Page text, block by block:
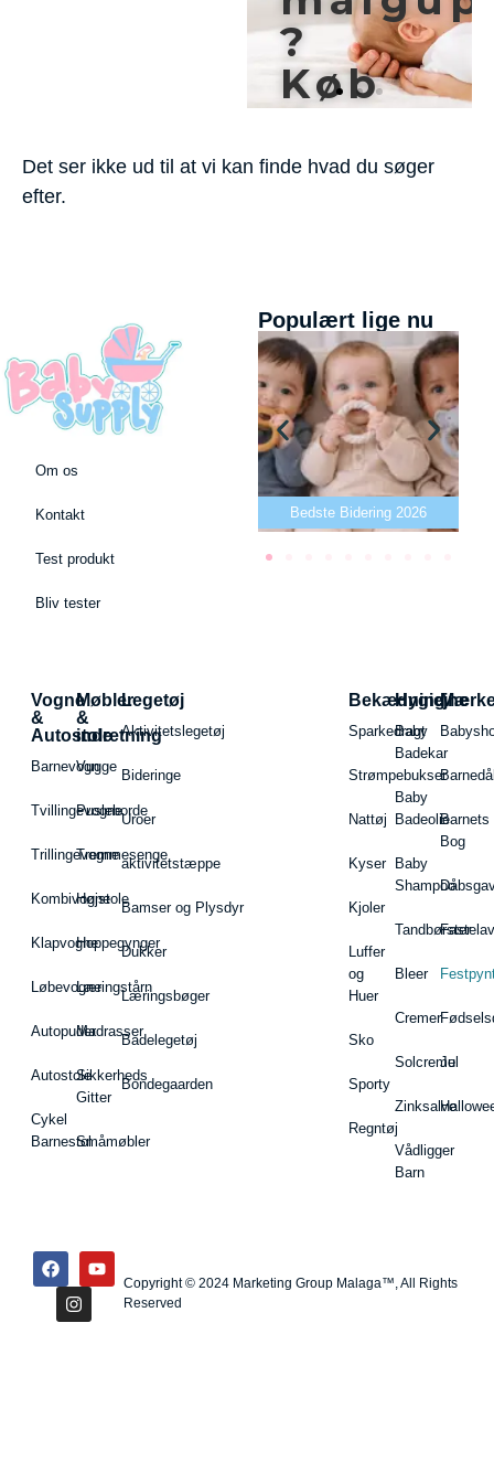
?
Køb
denne
Kontakt
os
Det ser ikke ud til at vi kan finde hvad du søger
efter.
Om os
Kontakt
Test produkt
Bliv tester
Populært lige nu
Bedste puslepude 2026 Bedste Bidering 2026
Vogne
&
Autostole
Barnevogn
Tvillingevogne
Trillingevogne
Kombivogne
Klapvogne
Løbevogne
Autopuder
Autostole
Cykel
Barnestol
Møbler
&
indretning
Vugge
Pusleborde
Tremmesenge
Højstole
Hoppegynger
Læringstårn
Madrasser
Sikkerheds
Gitter
Småmøbler
Legetøj
Aktivitetslegetøj
Bideringe
Uroer
aktivitetstæppe
Bamser og Plysdyr
Dukker
Læringsbøger
Badelegetøj
Bondegaarden
Bekædning
Sparkedragt
Strømpebukser
Nattøj
Kyser
Kjoler
Luffer
og
Huer
Sko
Sporty
Regntøj
Hygiejne
Baby
Badekar
Baby
Badeolie
Baby
Shampoo
Tandbørster
Bleer
Cremer
Solcreme
Zinksalve
Vådligger
Barn
Barnets
Bog
Jul
Copyright © 2024 Marketing Group Malaga™, All Rights
Reserved